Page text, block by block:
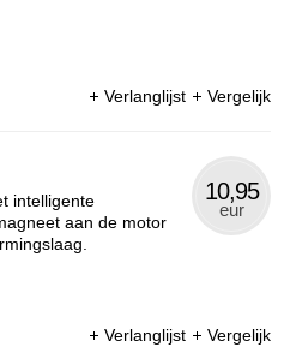
Verlanglijst Vergelijk
intelligente
aan de motor
10,95
eur
Verlanglijst Vergelijk